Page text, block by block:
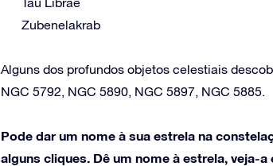
Zubenelakrab
Alguns dos profundos objetos celestiais
NGC 5792, NGC 5890, NGC 5897, NGC 5885.
Pode dar um nome à sua estrela na
alguns cliques. Dê um nome à estrela, veja-